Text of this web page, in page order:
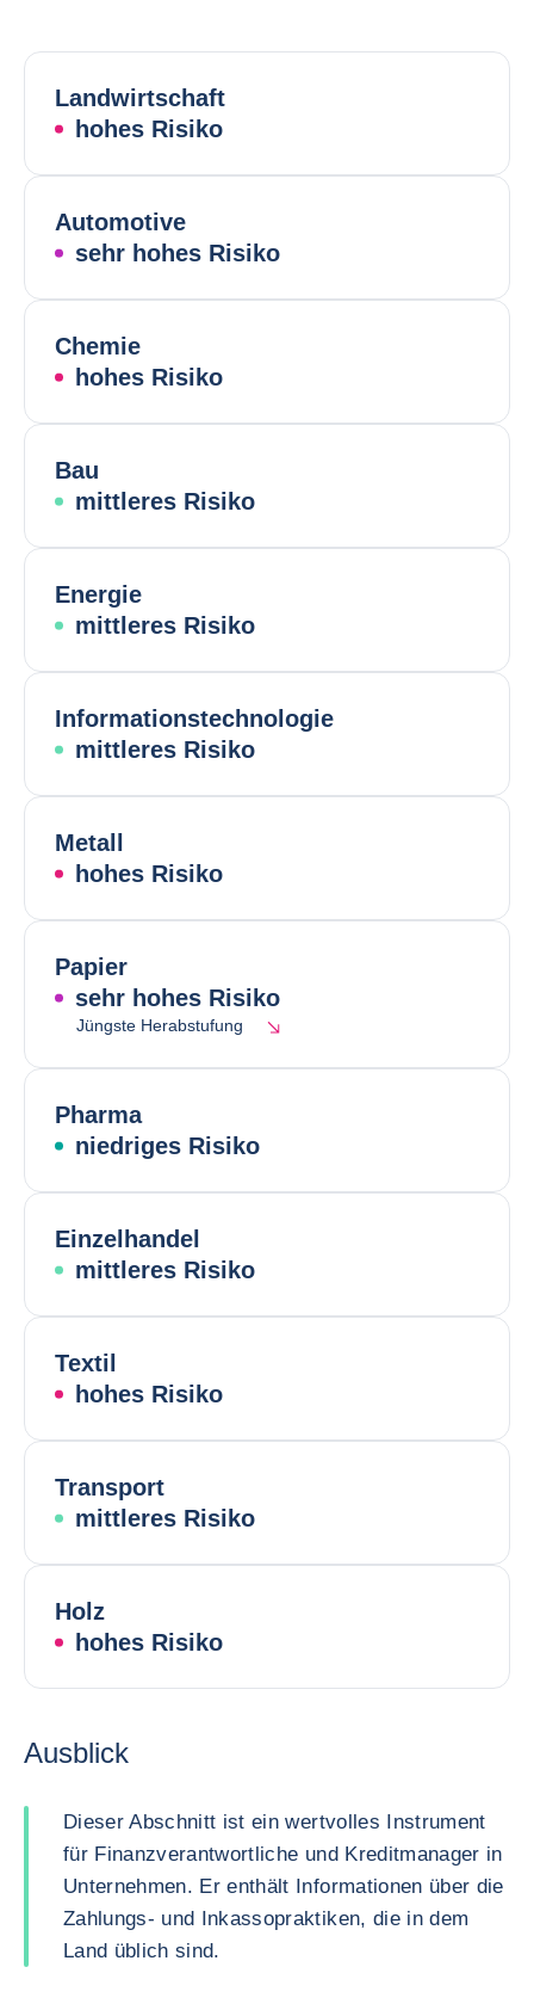
Landwirtschaft
hohes Risiko
Automotive
sehr hohes Risiko
Chemie
hohes Risiko
Bau
mittleres Risiko
Energie
mittleres Risiko
Informationstechnologie
mittleres Risiko
Metall
hohes Risiko
Papier
sehr hohes Risiko
Jüngste Herabstufung
Pharma
niedriges Risiko
Einzelhandel
mittleres Risiko
Textil
hohes Risiko
Transport
mittleres Risiko
Holz
hohes Risiko
Ausblick
Dieser Abschnitt ist ein wertvolles Instrument
für Finanzverantwortliche und Kreditmanager in
Unternehmen. Er enthält Informationen über die
Zahlungs- und Inkassopraktiken, die in dem
Land üblich sind.